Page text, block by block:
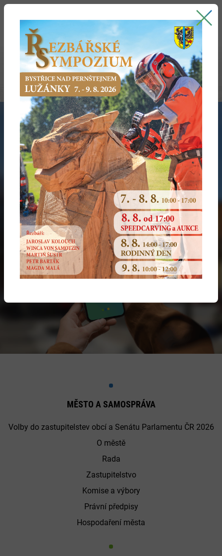
MĚSTSKÉ ORGANIZACE
Společnosti města
Příspěvkové org. a organizační složky města
NOVÁ VERZE APLIKACE
Hlaste náměty a problémy moderně. Součástí je i Bystřická
karta plná slev!
MĚSTO A SAMOSPRÁVA
Volby do zastupitelstev obcí a Senátu Parlamentu ČR 2026
O městě
Rada
Zastupitelstvo
Komise a výbory
Právní předpisy
Hospodaření města